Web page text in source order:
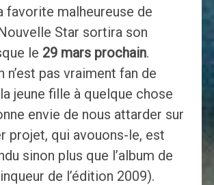
favorite malheureuse de
Star sortira son
le 29 mars prochain.
n’est pas vraiment fan de
jeune fille à quelque chose
envie de nous attarder sur
projet, qui avouons-le, est
sinon plus que l’album de
de l’édition 2009).